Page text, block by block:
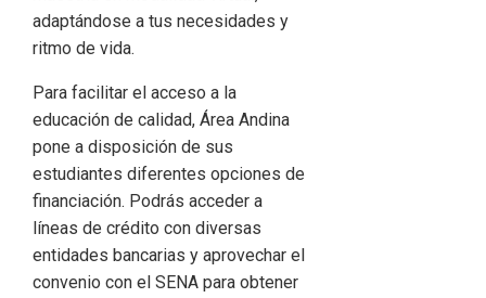
adaptándose a tus necesidades y
ritmo de vida.
Para facilitar el acceso a la
educación de calidad, Área Andina
pone a disposición de sus
estudiantes diferentes opciones de
financiación. Podrás acceder a
líneas de crédito con diversas
entidades bancarias y aprovechar el
convenio con el SENA para obtener